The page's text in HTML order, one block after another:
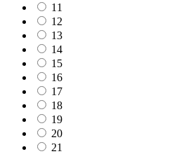
11
12
13
14
15
16
17
18
19
20
21